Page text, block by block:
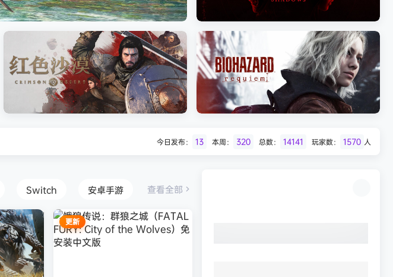
《剑星/Stellar Blade》本体+
《刺客信条：影/Assassin’s Creed
Shadows》免安装版，非虚拟机
今日发布： 13 本周： 320 总数： 14141 玩家数： 1570 人
Switch 安卓手游 查看全部
更新